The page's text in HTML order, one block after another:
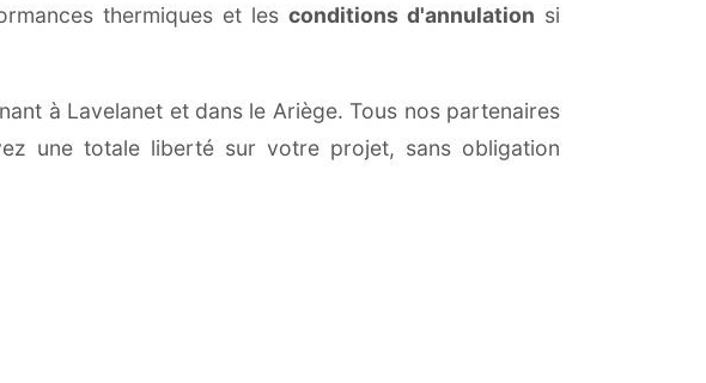
thermiques et les conditions d'annulation si
à Lavelanet et dans le Ariège. Tous nos partenaires
une totale liberté sur votre projet, sans obligation